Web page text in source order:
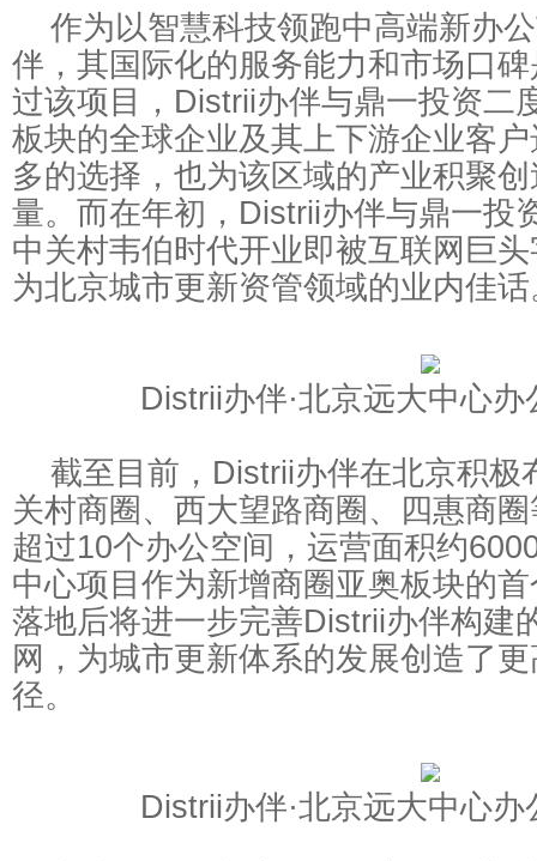
作为以智慧科技领跑中高端新办
伴，其国际化的服务能力和市场口
过该项目，Distrii办伴与鼎一投资二
板块的全球企业及其上下游企业客
多的选择，也为该区域的产业积聚
量。而在年初，Distrii办伴与鼎一投
中关村韦伯时代开业即被互联网巨
为北京城市更新资管领域的业内佳话
Distrii办伴·北京远大中心办
截至目前，Distrii办伴在北京积极
关村商圈、西大望路商圈、四惠商
超过10个办公空间，运营面积约
中心项目作为新增商圈亚奥板块的
落地后将进一步完善Distrii办伴构建
网，为城市更新体系的发展创造了
径。
Distrii办伴·北京远大中心办